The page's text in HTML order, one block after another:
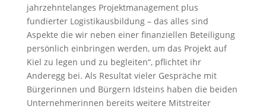
jahrzehntelanges Projektmanagement plus
fundierter Logistikausbildung – das alles sind
Aspekte die wir neben einer finanziellen Beteiligung
persönlich einbringen werden, um das Projekt auf
Kiel zu legen und zu begleiten“, pflichtet ihr
Anderegg bei. Als Resultat vieler Gespräche mit
Bürgerinnen und Bürgern Idsteins haben die beiden
Unternehmerinnen bereits weitere Mitstreiter